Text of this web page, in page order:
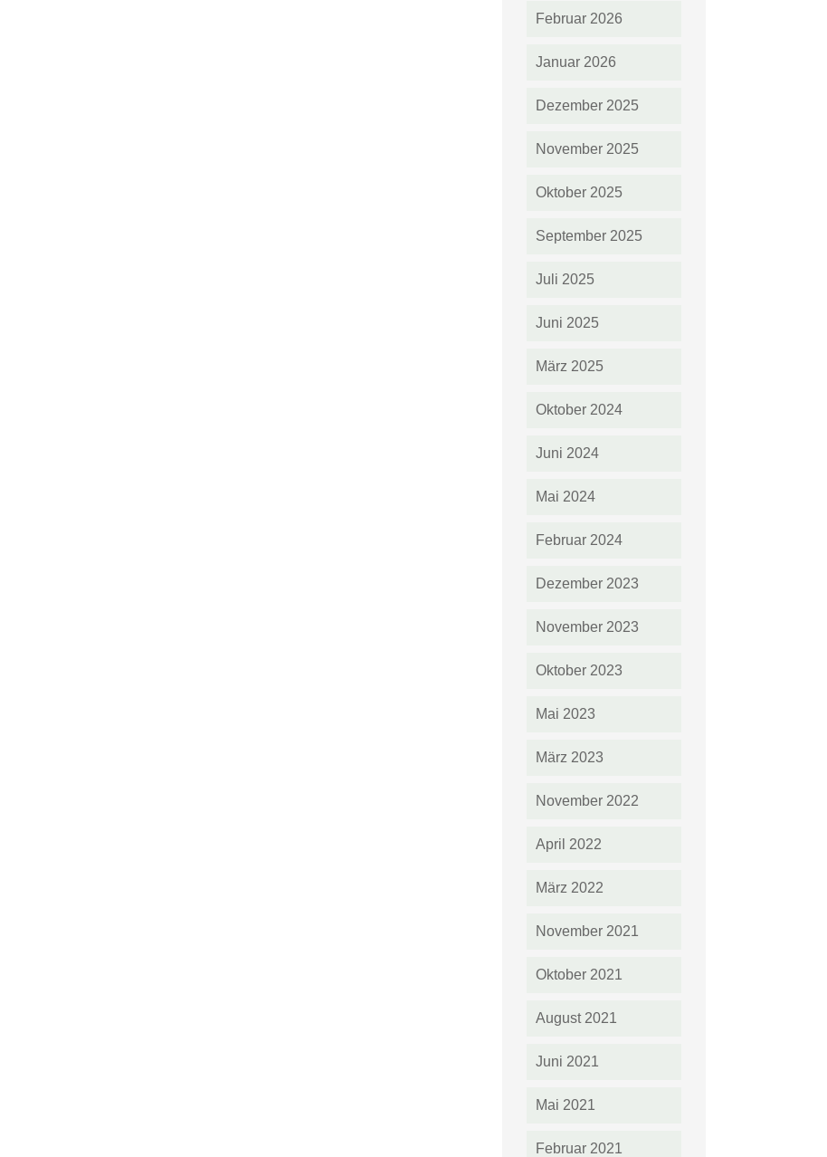
Februar 2026
Januar 2026
Dezember 2025
November 2025
Oktober 2025
September 2025
Juli 2025
Juni 2025
März 2025
Oktober 2024
Juni 2024
Mai 2024
Februar 2024
Dezember 2023
November 2023
Oktober 2023
Mai 2023
März 2023
November 2022
April 2022
März 2022
November 2021
Oktober 2021
August 2021
Juni 2021
Mai 2021
Februar 2021